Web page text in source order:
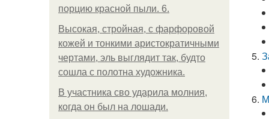
порцию красной пыли. 6.
Высокая, стройная, с фарфоровой
кожей и тонкими аристократичными
чертами, эль выглядит так, будто
сошла с полотна художника.
В участника сво ударила молния,
когда он был на лошади.